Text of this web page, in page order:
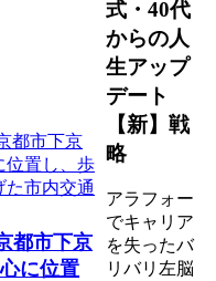
都市下京
に位置
式・40代
からの人
生アップ
デート
【新】戦
略
アラフォー
でキャリア
を失ったバ
リバリ左脳